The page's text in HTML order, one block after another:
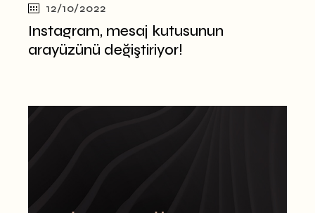
12/10/2022
Instagram, mesaj kutusunun
arayüzünü değiştiriyor!